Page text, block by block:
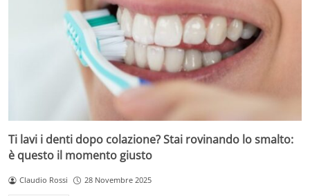
Ti lavi i denti dopo colazione? Stai rovinando lo smalto:
è questo il momento giusto
Claudio Rossi 28 Novembre 2025